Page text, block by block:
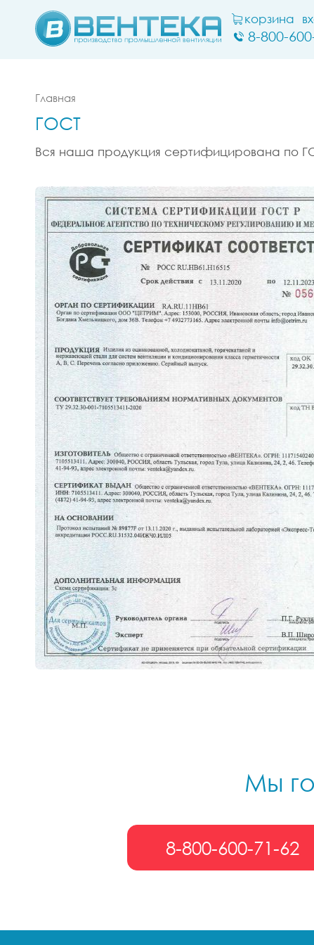
корзина
8-800-
Главная
ГОСТ
Вся наша продукция сертифицирована по
Мы
8-800-600-71-62